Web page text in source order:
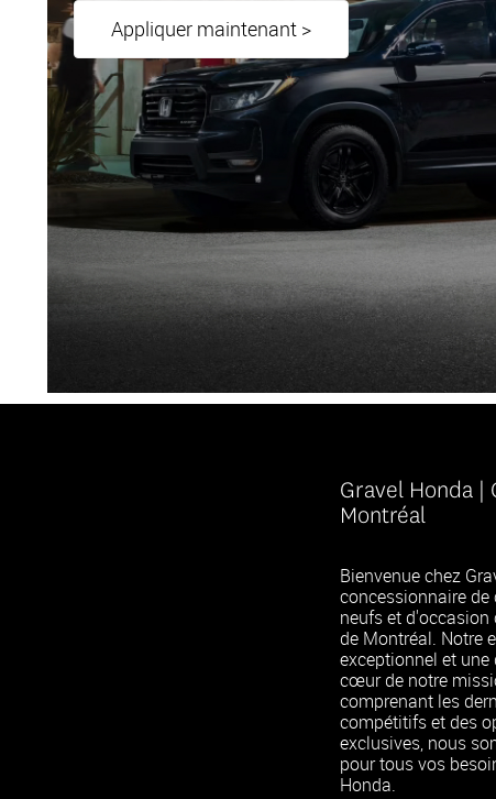
Appliquer maintenant >
Gravel Honda |
Montréal
Bienvenue chez
concessionnaire
neufs et
de Montréal. Notre
exceptionnel et
cœur de notre
comprenant les
compétitifs et des
exclusives, nous
pour tous vos
Honda.